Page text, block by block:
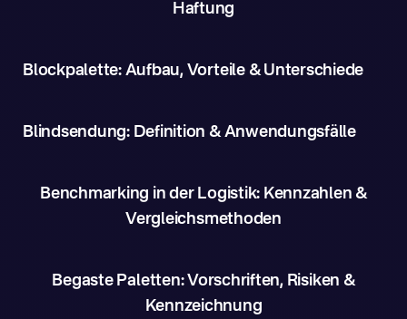
Haftung
Blockpalette: Aufbau, Vorteile & Unterschiede
Blindsendung: Definition & Anwendungsfälle
Benchmarking in der Logistik: Kennzahlen &
Vergleichsmethoden
Begaste Paletten: Vorschriften, Risiken &
Kennzeichnung